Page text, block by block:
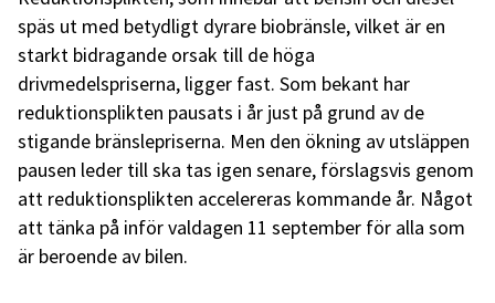
späs ut med betydligt dyrare biobränsle, vilket är en
starkt bidragande orsak till de höga
drivmedelspriserna, ligger fast. Som bekant har
reduktionsplikten pausats i år just på grund av de
stigande bränslepriserna. Men den ökning av utsläppen
pausen leder till ska tas igen senare, förslagsvis genom
att reduktionsplikten accelereras kommande år. Något
att tänka på inför valdagen 11 september för alla som
är beroende av bilen.